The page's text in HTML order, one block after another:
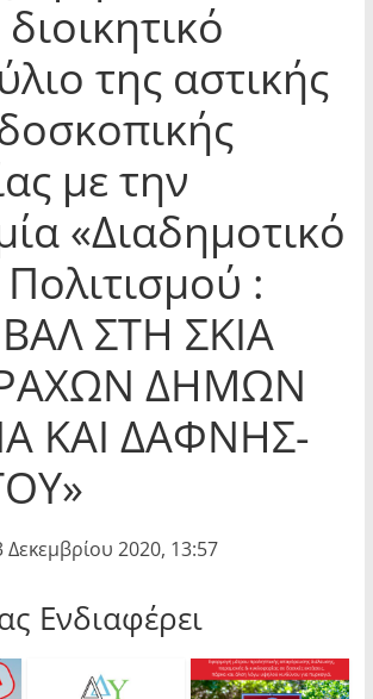
της αστικής
με την
«Διαδημοτικό
:
ΣΤΗ ΣΚΙΑ
ΔΗΜΩΝ
ΚΑΙ ΔΑΦΝΗΣ-
2020, 13:57
Ενδιαφέρει